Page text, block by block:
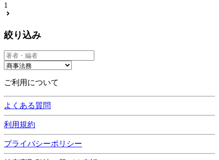
1
絞り込み
ご利用について
よくある質問
利用規約
プライバシーポリシー